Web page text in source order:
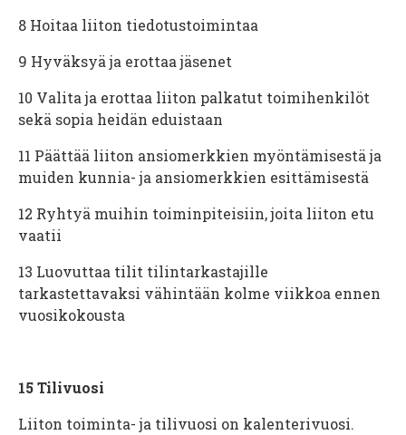
8 Hoitaa liiton tiedotustoimintaa
9 Hyväksyä ja erottaa jäsenet
10 Valita ja erottaa liiton palkatut toimihenkilöt
sekä sopia heidän eduistaan
11 Päättää liiton ansiomerkkien myöntämisestä ja
muiden kunnia- ja ansiomerkkien esittämisestä
12 Ryhtyä muihin toiminpiteisiin, joita liiton etu
vaatii
13 Luovuttaa tilit tilintarkastajille
tarkastettavaksi vähintään kolme viikkoa ennen
vuosikokousta
15Tilivuosi
Liiton toiminta- ja tilivuosi on kalenterivuosi.